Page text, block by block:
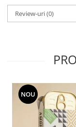
Review-uri(0)
NOU